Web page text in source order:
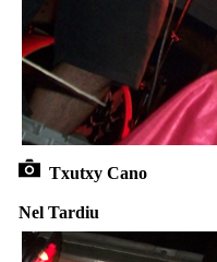
Txutxy Cano
Nel Tardiu